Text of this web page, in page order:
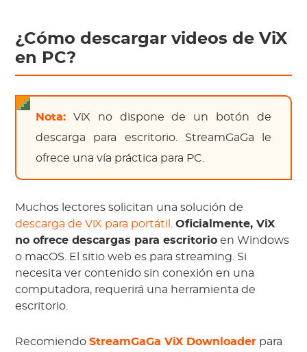
¿Cómo descargar videos de ViX
en PC?
Nota: ViX no dispone de un botón de
descarga para escritorio. StreamGaGa le
ofrece una vía práctica para PC.
Muchos lectores solicitan una solución de
descarga de ViX para portátil .Oficialmente, ViX
no ofrece descargas para escritorio en Windows
o macOS. El sitio web es para streaming. Si
necesita ver contenido sin conexión en una
computadora, requerirá una herramienta de
escritorio.
RecomiendoStreamGaGa ViX Downloader para